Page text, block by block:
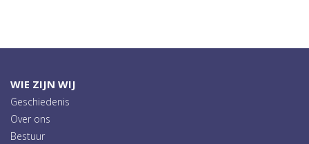
WIE ZIJN WIJ
Geschiedenis
Over ons
Bestuur